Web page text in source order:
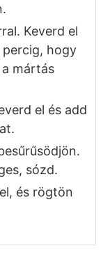
Keverd el
hogy
mártás
el és add
sózd.
és rögtön